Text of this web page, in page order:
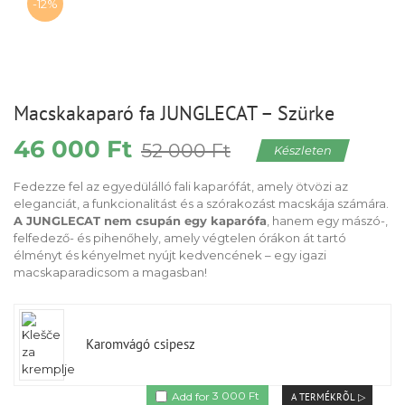
-12%
Macskakaparó fa JUNGLECAT – Szürke
52 000Ft
Original
price
was:
52
000 Ft.
46 000 Ft
Current
price
46
000 Ft.
Készleten
Fedezze fel az egyedülálló fali kaparófát, amely ötvözi az
eleganciát, a funkcionalitást és a szórakozást macskája számára.
A JUNGLECAT nem csupán egy kaparófa , hanem egy mászó-,
felfedező- és pihenőhely, amely végtelen órákon át tartó
élményt és kényelmet nyújt kedvencének – egy igazi
macskaparadicsom a magasban!
Karomvágó csipesz
Add for Original
3 000 Ft Current